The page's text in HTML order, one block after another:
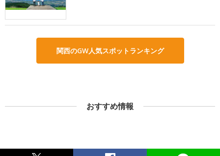
関西のGW人気スポットランキング
おすすめ情報